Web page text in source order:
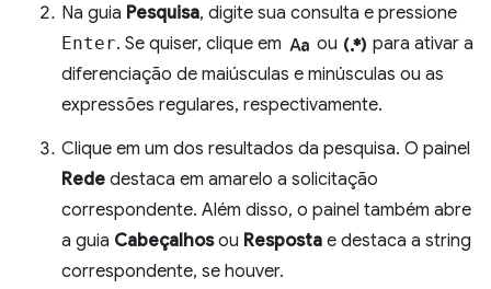
Na guia Pesquisa, digite sua consulta e pressione
Enter. Se quiser, clique em match_case ou regular_expression para ativar a
diferenciação de maiúsculas e minúsculas ou as
expressões regulares, respectivamente.
Clique em um dos resultados da pesquisa. O painel
Rede destaca em amarelo a solicitação
correspondente. Além disso, o painel também abre
a guia Cabeçalhosou Resposta e destaca a string
correspondente, se houver.